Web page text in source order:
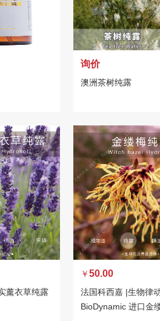
询价
澳洲茶树纯露
薰衣草纯露
￥50.00
法国科西嘉 |生物律
BioDynamic 进口金